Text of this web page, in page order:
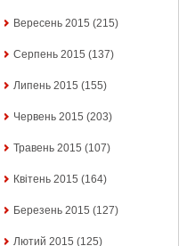
Вересень 2015 (215)
Серпень 2015 (137)
Липень 2015 (155)
Червень 2015 (203)
Травень 2015 (107)
Квітень 2015 (164)
Березень 2015 (127)
Лютий 2015 (125)